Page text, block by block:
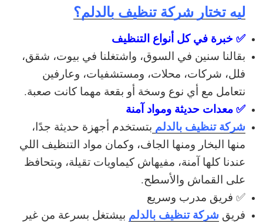
ليه تختار شركة تنظيف بالدلم؟
✅ خبرة في كل أنواع التنظيف
بقالنا سنين في السوق، واشتغلنا في بيوت، شقق،
فلل، شركات، محلات، ومستشفيات، وعارفين
نتعامل مع أي نوع وسخة أو بقعة مهما كانت صعبة.
✅ معدات حديثة ومواد آمنة
شركة تنظيف بالدلم بتستخدم أجهزة حديثة جدًا،
منها البخار ومنها الجاف، وكمان مواد التنظيف اللي
عندنا كلها آمنة، مفيهاش كيماويات تقيلة، وبتحافظ
على القماش والأسطح.
✅ فريق مدرب وسريع
فريق شركة تنظيف بالدلم بيشتغل بسرعة من غير